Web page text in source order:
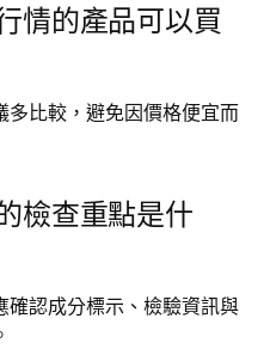
情的產品可以買
比較，避免因價格便宜而
檢查重點是什
確認成分標示、檢驗資訊與